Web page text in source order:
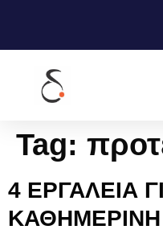
Tag:
4 ΕΡΓΑΛΕΙΑ